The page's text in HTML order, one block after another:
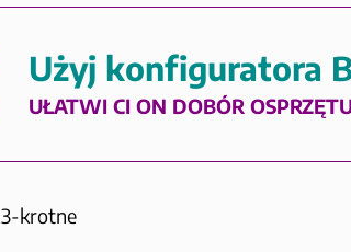
Użyj konfiguratora
UŁATWI CI ON DOBÓR
3-krotne